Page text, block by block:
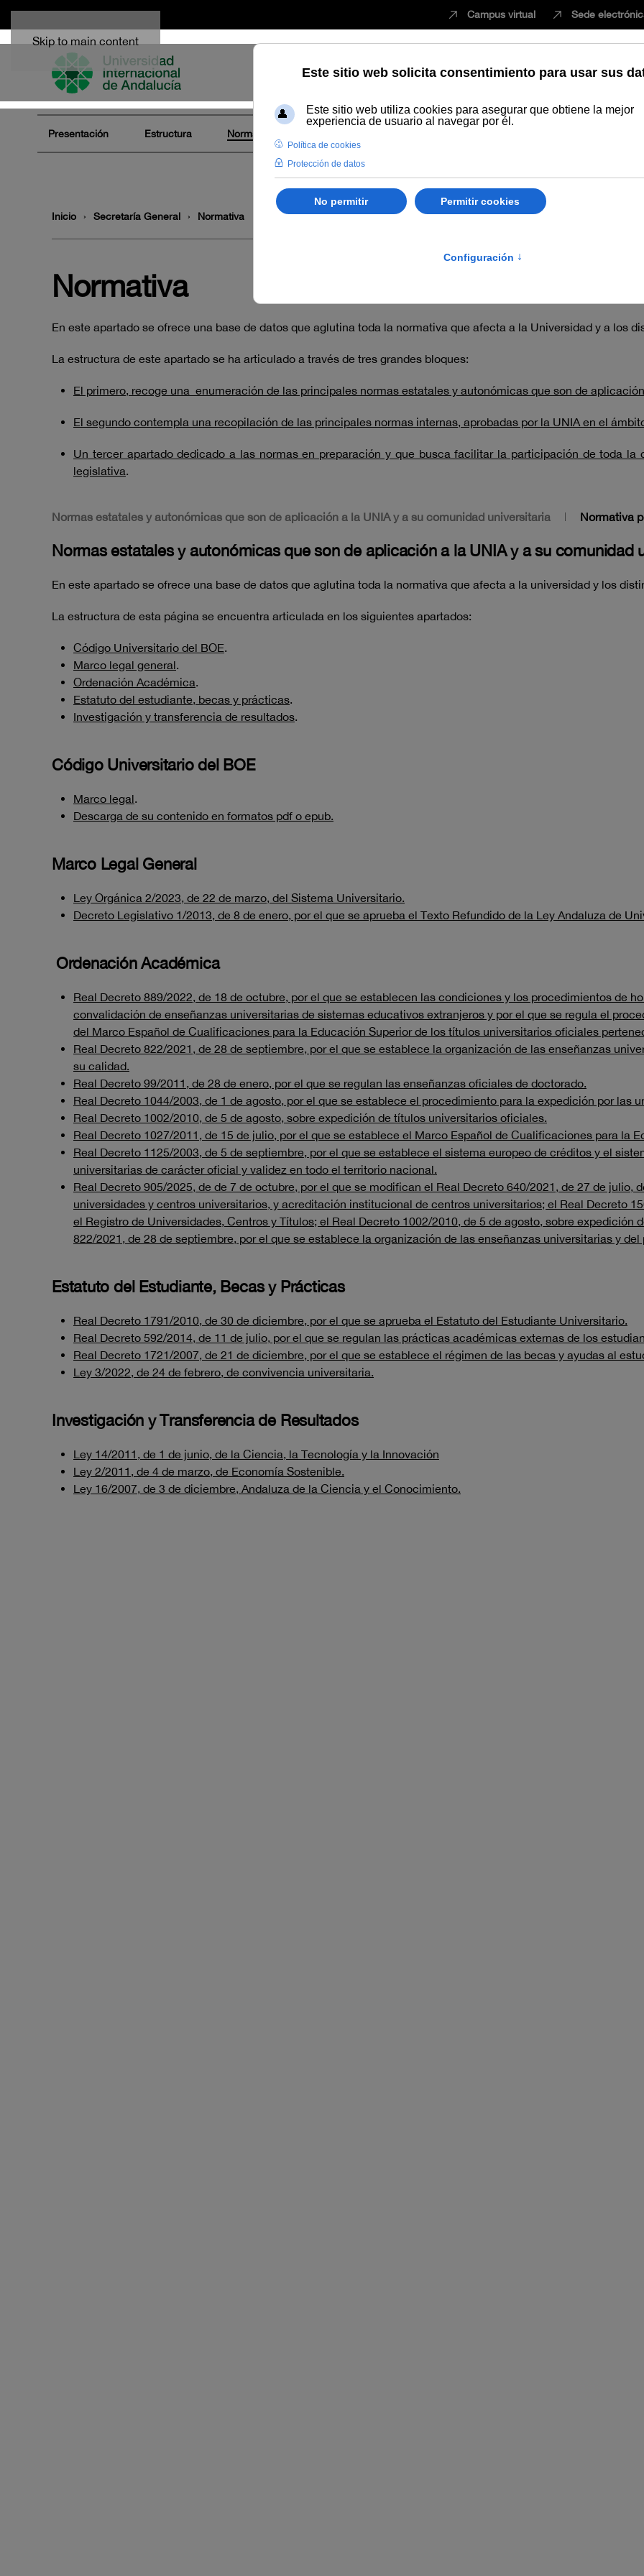
Skip to main content
Campus virtual Sede
EstudiarInnovaciónVida
Presentación Estructura Normativa
Inicio Secretaría General Normativa
Normativa
En este apartado se ofrece una base de datos que aglutina toda la normativa que afecta a la Universidad y a los
La estructura de este apartado se ha articulado a través de tres grandes bloques:
El primero, recoge una enumeración de las principales normas estatales y autonómicas que son de
El segundo contempla una recopilación de las principales normas internas, aprobadas por la UNIA en el
Un tercer apartado dedicado a las normas en preparación y que busca facilitar la participación de toda la
legislativa.
Normas estatales y autonómicas que son de aplicación a la UNIA y a su comunidad universitaria Normativa
Normas estatales y autonómicas que son de aplicación a la UNIA y a su comunidad
En este apartado se ofrece una base de datos que aglutina toda la normativa que afecta a la universidad y los
La estructura de esta página se encuentra articulada en los siguientes apartados:
Código Universitario del BOE.
Marco legal general.
Ordenación Académica.
Estatuto del estudiante, becas y prácticas.
Investigación y transferencia de resultados.
Código Universitario del BOE
Marco legal.
Descarga de su contenido en formatos pdf o epub.
Marco Legal General
Ley Orgánica 2/2023, de 22 de marzo, del Sistema Universitario.
Decreto Legislativo 1/2013, de 8 de enero, por el que se aprueba el Texto Refundido de la Ley Andaluza de
Ordenación Académica
Real Decreto 889/2022, de 18 de octubre, por el que se establecen las condiciones y los procedimientos de
convalidación de enseñanzas universitarias de sistemas educativos extranjeros y por el que se regula el
del Marco Español de Cualificaciones para la Educación Superior de los títulos universitarios oficiales
Real Decreto 822/2021, de 28 de septiembre, por el que se establece la organización de las enseñanzas
su calidad.
Real Decreto 99/2011, de 28 de enero, por el que se regulan las enseñanzas oficiales de doctorado.
Real Decreto 1044/2003, de 1 de agosto, por el que se establece el procedimiento para la expedición por las
Real Decreto 1002/2010, de 5 de agosto, sobre expedición de títulos universitarios oficiales.
Real Decreto 1027/2011, de 15 de julio, por el que se establece el Marco Español de Cualificaciones para la
Real Decreto 1125/2003, de 5 de septiembre, por el que se establece el sistema europeo de créditos y el
universitarias de carácter oficial y validez en todo el territorio nacional.
Real Decreto 905/2025, de de 7 de octubre, por el que se modifican el Real Decreto 640/2021, de 27 de julio,
universidades y centros universitarios, y acreditación institucional de centros universitarios; el Real Decreto
el Registro de Universidades, Centros y Títulos; el Real Decreto 1002/2010, de 5 de agosto, sobre
822/2021, de 28 de septiembre, por el que se establece la organización de las enseñanzas universitarias y
Estatuto del Estudiante, Becas y Prácticas
Real Decreto 1791/2010, de 30 de diciembre, por el que se aprueba el Estatuto del Estudiante Universitario.
Real Decreto 592/2014, de 11 de julio, por el que se regulan las prácticas académicas externas de los
Real Decreto 1721/2007, de 21 de diciembre, por el que se establece el régimen de las becas y ayudas al
Ley 3/2022, de 24 de febrero, de convivencia universitaria.
Investigación y Transferencia de Resultados
Ley 14/2011, de 1 de junio, de la Ciencia, la Tecnología y la Innovación
Ley 2/2011, de 4 de marzo, de Economía Sostenible.
Ley 16/2007, de 3 de diciembre, Andaluza de la Ciencia y el Conocimiento.